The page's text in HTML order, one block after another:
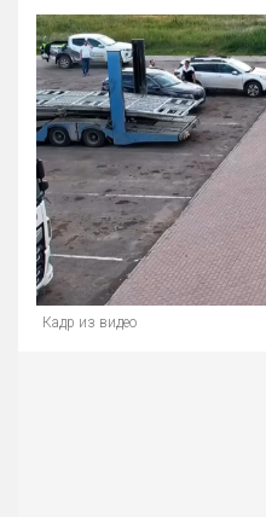
Кадр из видео